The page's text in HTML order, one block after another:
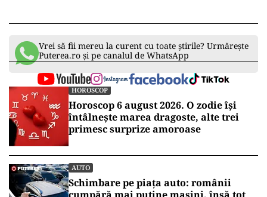
Vrei să fii mereu la curent cu toate știrile? Urmărește
Puterea.ro și pe canalul de WhatsApp
HOROSCOP
Horoscop 6 august 2026. O zodie își
întâlnește marea dragoste, alte trei
primesc surprize amoroase
AUTO
Schimbare pe piața auto: românii